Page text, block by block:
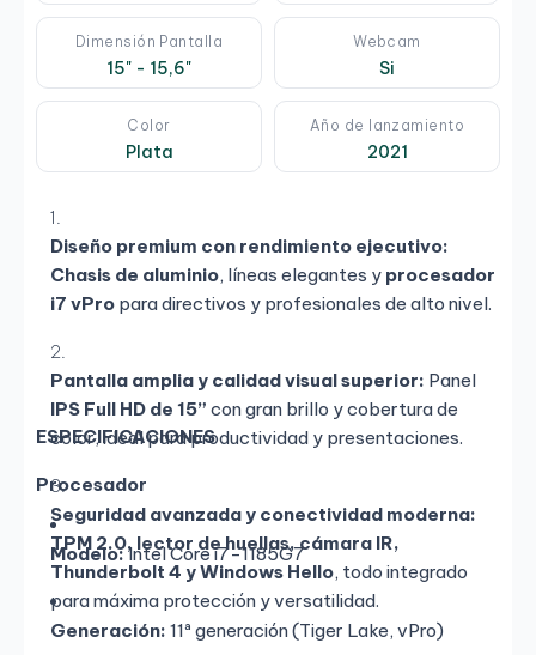
Dimensión Pantalla
15" - 15,6"
Webcam
Si
Color
Plata
Año de lanzamiento
2021
Diseño premium con rendimiento ejecutivo:
Chasis de aluminio, líneas elegantes y procesador
i7 vPro para directivos y profesionales de alto nivel.
Pantalla amplia y calidad visual superior: Panel
IPS Full HD de 15” con gran brillo y cobertura de
color, ideal para productividad y presentaciones.
Seguridad avanzada y conectividad moderna:
TPM 2.0, lector de huellas, cámara IR,
Thunderbolt 4 y Windows Hello, todo integrado
para máxima protección y versatilidad.
ESPECIFICACIONES
Procesador
Modelo:Intel Core i7-1185G7
Generación: 11ª generación (Tiger Lake, vPro)